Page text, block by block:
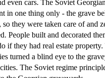
even cars. The Soviet
in one thing only - the grave
so they were taken care of and
People built and decorated
if they had real estate property.
turned a blind eye to the
The Soviet regime